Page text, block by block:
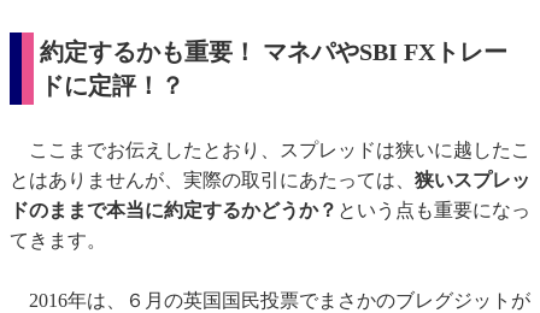
約定するかも重要！ マネパやSBI FXトレー
ドに定評！？
ここまでお伝えしたとおり、スプレッドは狭いに越したこ
とはありませんが、実際の取引にあたっては、 狭いスプレッ
ドのままで本当に約定するかどうか？ という点も重要になっ
てきます。
2016年は、６月の英国国民投票でまさかのブレグジットが